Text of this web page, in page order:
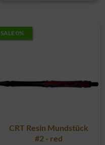
SALE 0%
CRT Resin Mundstück
#2 - red